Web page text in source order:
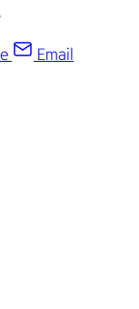
Email